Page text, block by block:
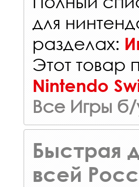
для
разделах:
Этот товар
Nintendo
Все Игры б/
Быстрая
всей